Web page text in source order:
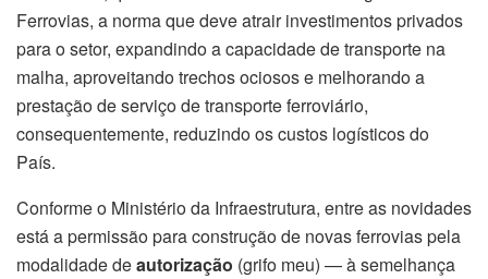
Ferrovias, a norma que deve atrair investimentos privados
para o setor, expandindo a capacidade de transporte na
malha, aproveitando trechos ociosos e melhorando a
prestação de serviço de transporte ferroviário,
consequentemente, reduzindo os custos logísticos do
País.
Conforme o Ministério da Infraestrutura, entre as novidades
está a permissão para construção de novas ferrovias pela
modalidade deautorização (grifo meu) — à semelhança